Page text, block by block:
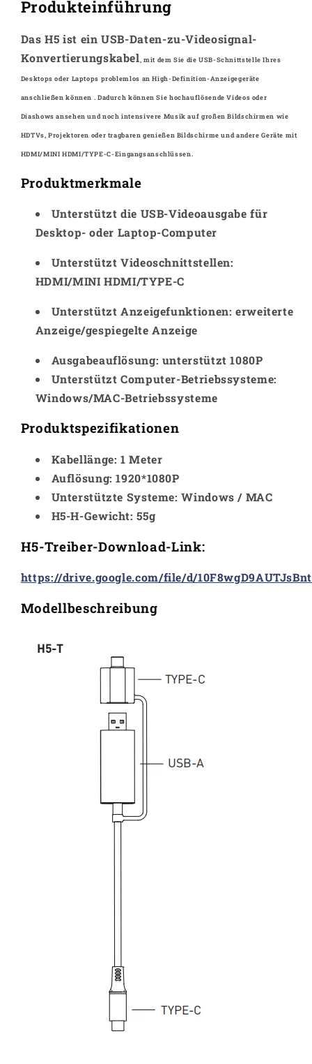
High-
Videoübertragungskabel
High-
Videoübertragungskabel
Produkteinführung
Das H5 ist ein USB-Daten-zu-Videosignal-
Konvertierungskabel , mit dem Sie dieUSB-Schnittstelle Ihres
Desktops oder Laptops problemlos anHigh-Definition-Anzeigegeräte
anschließen können . Dadurch können Sie hochauflösende Videos oder
Diashows ansehenund noch intensivere Musik auf großenBildschirmen wie
HDTVs, Projektoren oder tragbarengenießen Bildschirme und andere Geräte mit
HDMI/MINI HDMI/TYPE-C-Eingangsanschlüssen.
Produktmerkmale
Unterstützt die USB-Videoausgabe für
Desktop- oder Laptop-Computer
Unterstützt Videoschnittstellen:
HDMI/MINI HDMI/TYPE-C
Unterstützt Anzeigefunktionen: erweiterte
Anzeige/gespiegelte Anzeige
Ausgabeauflösung: unterstützt 1080P
Unterstützt Computer-Betriebssysteme:
Windows/MAC-Betriebssysteme
Produktspezifikationen
Kabellänge: 1 Meter
Auflösung: 1920*1080P
Unterstützte Systeme: Windows / MAC
H5-H-Gewicht: 55g
H5-Treiber-Download-Link:
https://drive.google.com/file/d/
Modellbeschreibung